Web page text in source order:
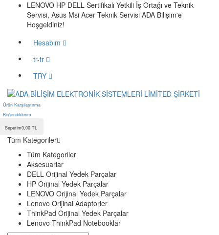
LENOVO HP DELL Sertifikalı Yetkili İş Ortağı ve Teknik
Servisi, Asus Msi Acer Teknik Servisi ADA Bilişim'e
Hoşgeldiniz!
Hesabım
tr-tr
TRY
Ürün Karşılaştırma
Beğendiklerim
Sepetim0,00 TL
Tüm Kategoriler
Tüm Kategoriler
Aksesuarlar
DELL Orijinal Yedek Parçalar
HP Orijinal Yedek Parçalar
LENOVO Orijinal Yedek Parçalar
Lenovo Orijinal Adaptorler
ThinkPad Orijinal Yedek Parçalar
Lenovo ThinkPad Notebooklar